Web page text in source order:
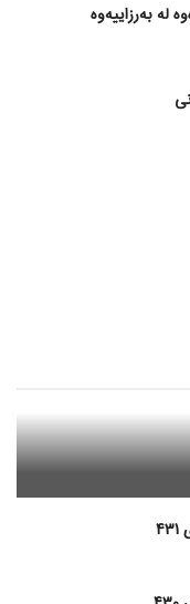
لە بەرزاییەوە